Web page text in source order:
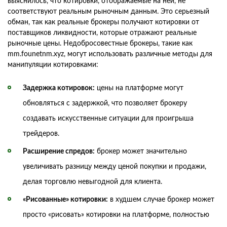
соответствуют реальным рыночным данным. Это серьезный
обман, так как реальные брокеры получают котировки от
поставщиков ликвидности, которые отражают реальные
рыночные цены. Недобросовестные брокеры, такие как
mm.founetnm.xyz, могут использовать различные методы для
манипуляции котировками:
Задержка котировок: цены на платформе могут
обновляться с задержкой, что позволяет брокеру
создавать искусственные ситуации для проигрыша
трейдеров.
Расширение спредов: брокер может значительно
увеличивать разницу между ценой покупки и продажи,
делая торговлю невыгодной для клиента.
«Рисованные» котировки: в худшем случае брокер может
просто «рисовать» котировки на платформе, полностью